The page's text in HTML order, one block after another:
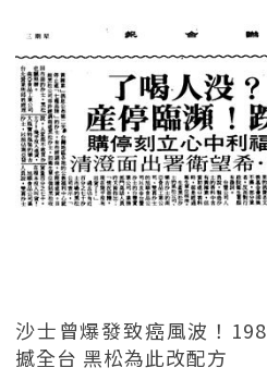
沙士曾爆發致癌風波！
撼全台 黑松為此改配方